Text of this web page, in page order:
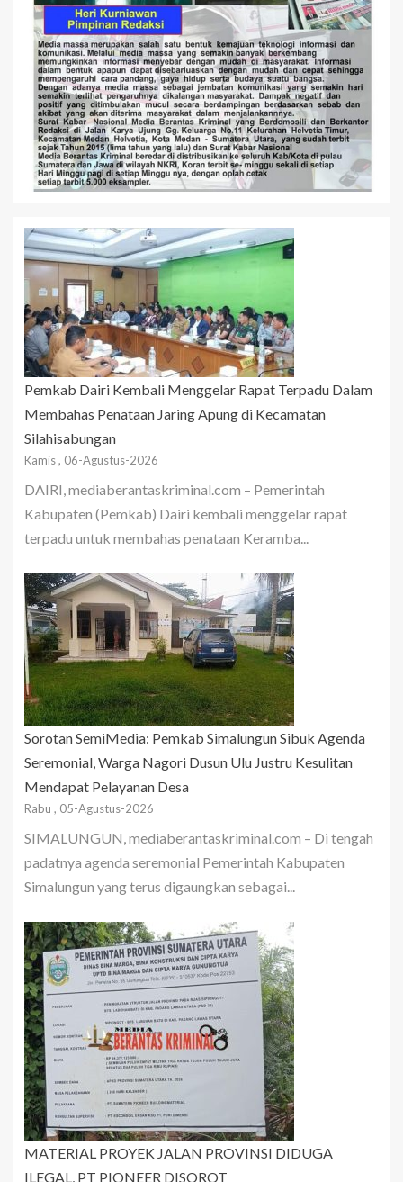
Pemkab Dairi Kembali Menggelar Rapat Terpadu Dalam
Membahas Penataan Jaring Apung di Kecamatan
Silahisabungan
Kamis , 06-Agustus-2026
DAIRI, mediaberantaskriminal.com – Pemerintah
Kabupaten (Pemkab) Dairi kembali menggelar rapat
terpadu untuk membahas penataan Keramba...
Sorotan SemiMedia: Pemkab Simalungun Sibuk Agenda
Seremonial, Warga Nagori Dusun Ulu Justru Kesulitan
Mendapat Pelayanan Desa
Rabu , 05-Agustus-2026
SIMALUNGUN, mediaberantaskriminal.com – Di tengah
padatnya agenda seremonial Pemerintah Kabupaten
Simalungun yang terus digaungkan sebagai...
MATERIAL PROYEK JALAN PROVINSI DIDUGA
ILEGAL, PT PIONEER DISOROT